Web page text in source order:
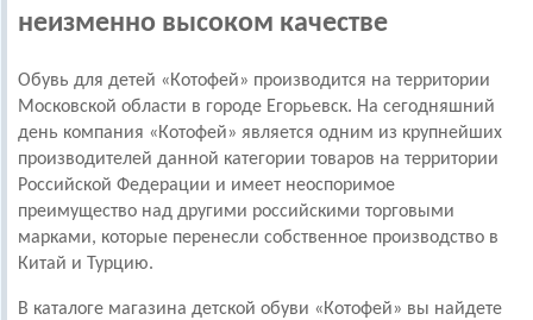
неизменно высоком качестве
Обувь для детей «Котофей» производится на территории
Московской области в городе Егорьевск. На сегодняшний
день компания «Котофей» является одним из крупнейших
производителей данной категории товаров на территории
Российской Федерации и имеет неоспоримое
преимущество над другими российскими торговыми
марками, которые перенесли собственное производство в
Китай и Турцию.
В каталоге магазина детской обуви «Котофей» вы найдете